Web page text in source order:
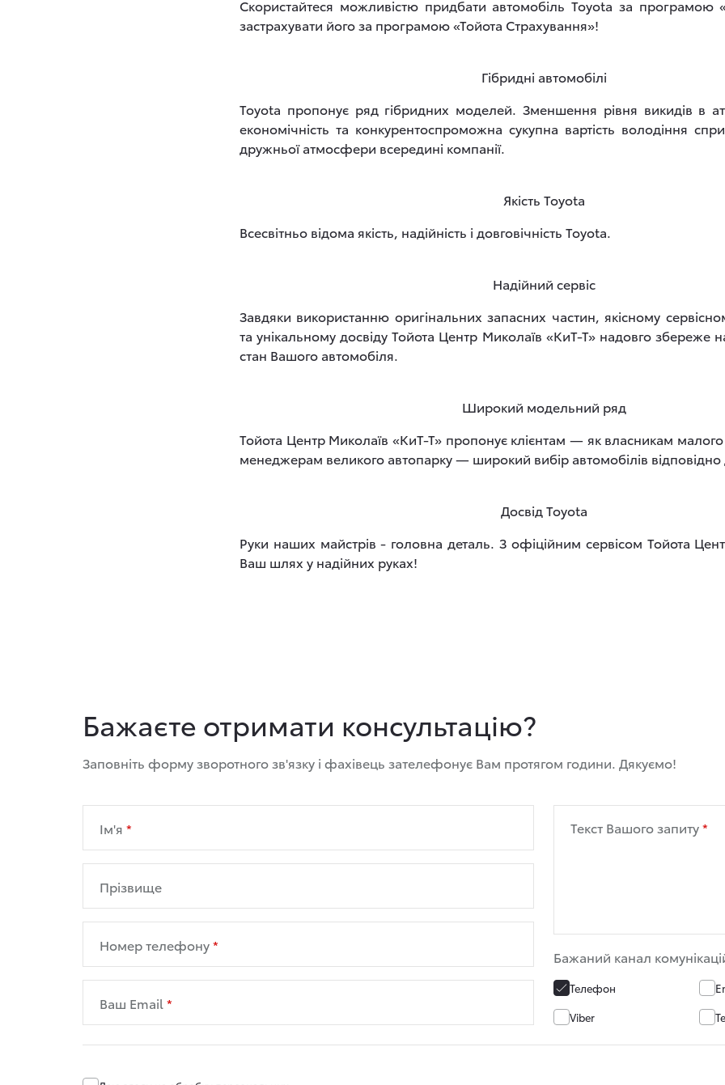
Скористайтеся можливістю придбати автомобіль Toyota за програмою
застрахувати його за програмою «Тойота Страхування»!
Гібридні автомобілі
Toyota пропонує ряд гібридних моделей. Зменшення рівня викидів в
економічність та конкурентоспроможна сукупна вартість володіння
дружньої атмосфери всередині компанії.
Якість Toyota
Всесвітньо відома якість, надійність і довговічність Toyota.
Надійний сервіс
Завдяки використанню оригінальних запасних частин, якісному
та унікальному досвіду Тойота Центр Миколаїв «КиТ-Т» надовго збереже
стан Вашого автомобіля.
Широкий модельний ряд
Тойота Центр Миколаїв «КиТ-Т» пропонує клієнтам ― як власникам малого
менеджерам великого автопарку ― широкий вибір автомобілів відповідно
Досвід Toyota
Руки наших майстрів - головна деталь. З офіційним сервісом Тойота
Ваш шлях у надійних руках!
Бажаєте отримати консультацію?
Заповніть форму зворотного зв'язку і фахівець зателефонує Вам протягом години. Дякуємо!
Ім'я
Прізвище
Номер телефону
Ваш Email
Текст Вашого запиту
Бажаний канал
Телефон
Viber